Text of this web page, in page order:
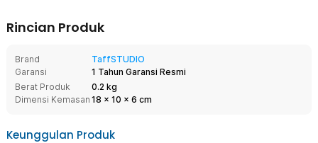
Rincian Produk
Brand
TaffSTUDIO
Garansi
1 Tahun Garansi Resmi
Berat Produk
0.2 kg
Dimensi Kemasan 18 x 10 x 6 cm
Keunggulan Produk